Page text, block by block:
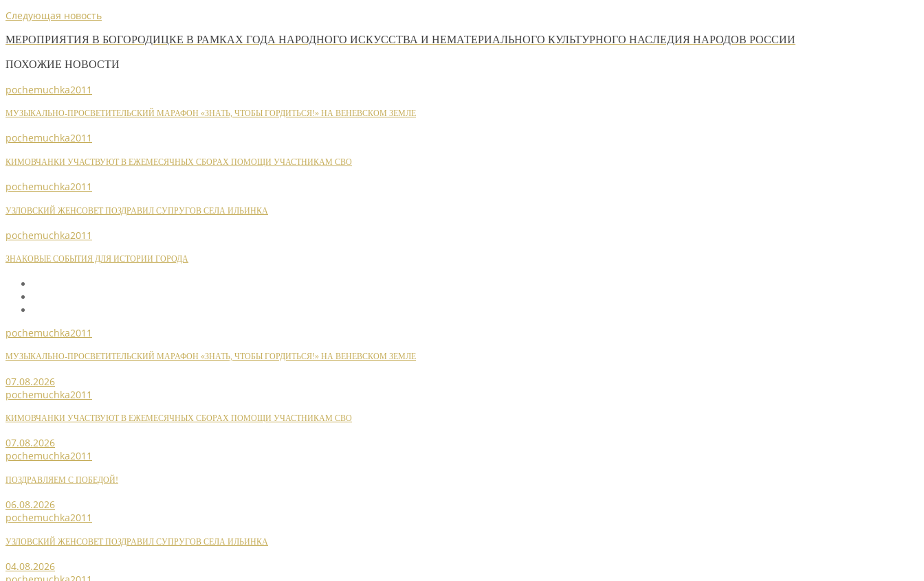
Следующая новость
МЕРОПРИЯТИЯ В БОГОРОДИЦКЕ В РАМКАХ ГОДА НАРОДНОГО ИСКУССТВА И НЕМАТЕРИАЛЬНОГО КУЛЬТУРНОГО НАСЛЕДИЯ НАРОДОВ РОССИИ
ПОХОЖИЕ НОВОСТИ
pochemuchka2011
МУЗЫКАЛЬНО-ПРОСВЕТИТЕЛЬСКИЙ МАРАФОН «ЗНАТЬ, ЧТОБЫ ГОРДИТЬСЯ!» НА ВЕНЕВСКОМ ЗЕМЛЕ
pochemuchka2011
КИМОВЧАНКИ УЧАСТВУЮТ В ЕЖЕМЕСЯЧНЫХ СБОРАХ ПОМОЩИ УЧАСТНИКАМ СВО
pochemuchka2011
УЗЛОВСКИЙ ЖЕНСОВЕТ ПОЗДРАВИЛ СУПРУГОВ СЕЛА ИЛЬИНКА
pochemuchka2011
ЗНАКОВЫЕ СОБЫТИЯ ДЛЯ ИСТОРИИ ГОРОДА
pochemuchka2011
МУЗЫКАЛЬНО-ПРОСВЕТИТЕЛЬСКИЙ МАРАФОН «ЗНАТЬ, ЧТОБЫ ГОРДИТЬСЯ!» НА ВЕНЕВСКОМ ЗЕМЛЕ
07.08.2026
pochemuchka2011
КИМОВЧАНКИ УЧАСТВУЮТ В ЕЖЕМЕСЯЧНЫХ СБОРАХ ПОМОЩИ УЧАСТНИКАМ СВО
07.08.2026
pochemuchka2011
ПОЗДРАВЛЯЕМ С ПОБЕДОЙ!
06.08.2026
pochemuchka2011
УЗЛОВСКИЙ ЖЕНСОВЕТ ПОЗДРАВИЛ СУПРУГОВ СЕЛА ИЛЬИНКА
04.08.2026